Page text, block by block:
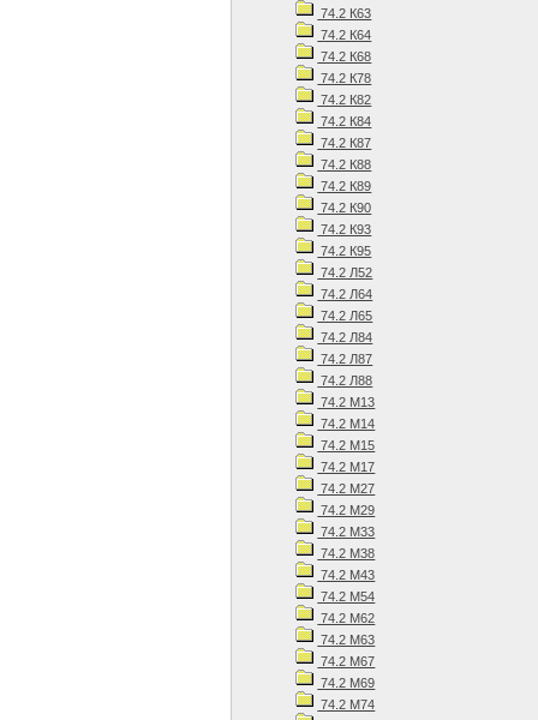
74.2 К63
74.2 К64
74.2 К68
74.2 К78
74.2 К82
74.2 К84
74.2 К87
74.2 К88
74.2 К89
74.2 К90
74.2 К93
74.2 К95
74.2 Л52
74.2 Л64
74.2 Л65
74.2 Л84
74.2 Л87
74.2 Л88
74.2 М13
74.2 М14
74.2 М15
74.2 М17
74.2 М27
74.2 М29
74.2 М33
74.2 М38
74.2 М43
74.2 М54
74.2 М62
74.2 М63
74.2 М67
74.2 М69
74.2 М74